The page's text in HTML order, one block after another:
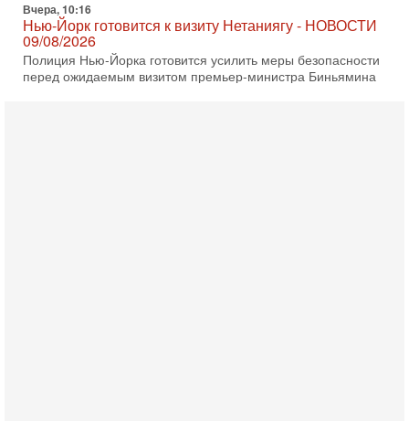
Вчера, 10:16
Нью-Йорк готовится к визиту Нетаниягу - НОВОСТИ
09/08/2026
Полиция Нью-Йорка готовится усилить меры безопасности
перед ожидаемым визитом премьер-министра Биньямина